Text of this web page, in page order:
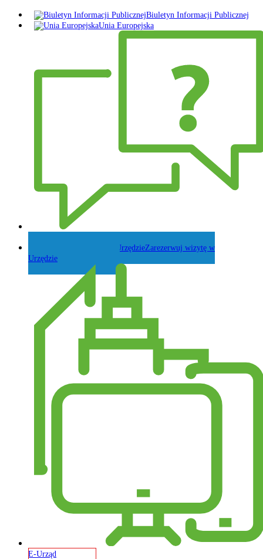
Biuletyn Informacji Publicznej
Unia Europejska
Zarezerwuj wizytę w
Urzędzie
E-Urząd